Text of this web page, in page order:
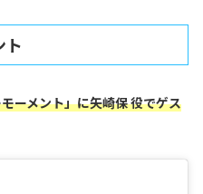
ト
ーメント」に矢崎保 役でゲス